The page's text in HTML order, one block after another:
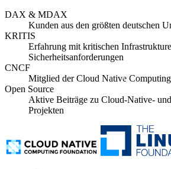
DAX & MDAX
Kunden aus den größten deutschen
KRITIS
Erfahrung mit kritischen
Sicherheitsanforderungen
CNCF
Mitglied der Cloud Native
Open Source
Aktive Beiträge zu Cloud-Native-
Projekten